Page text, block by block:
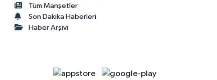
Tüm Manşetler
Son Dakika Haberleri
Haber Arşivi